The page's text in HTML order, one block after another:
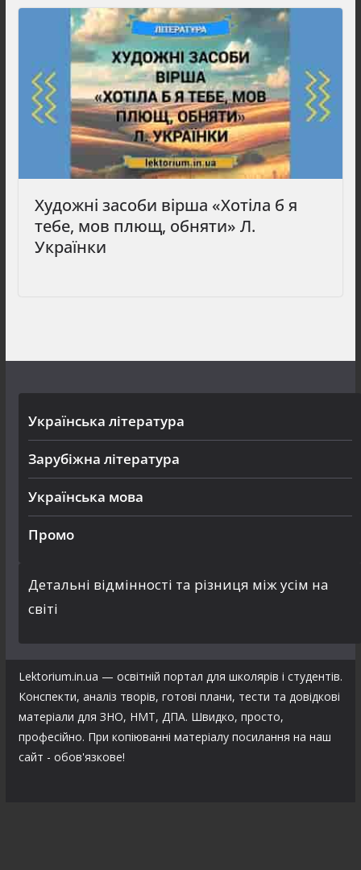
Художні засоби вірша «Хотіла б я
тебе, мов плющ, обняти» Л.
Українки
Українська література
Зарубіжна література
Українська мова
Промо
Детальні відмінності та різниця між усім на
світі
Lektorium.in.ua — освітній портал для школярів і студентів.
Конспекти, аналіз творів, готові плани, тести та довідкові
матеріали для ЗНО, НМТ, ДПА. Швидко, просто,
професійно. При копіюванні матеріалу посилання на наш
сайт - обов'язкове!